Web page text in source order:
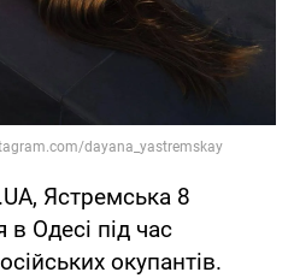
Ястремська 8
Одесі під час
окупантів.